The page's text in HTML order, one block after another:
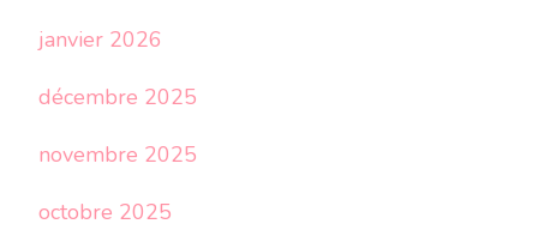
janvier 2026
décembre 2025
novembre 2025
octobre 2025